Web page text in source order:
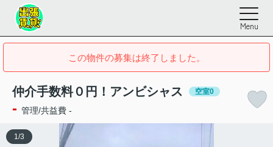
Menu
この物件の募集は終了しました。
仲介手数料０円！アンビシャス 空室0
- 管理/共益費 -
1 /3